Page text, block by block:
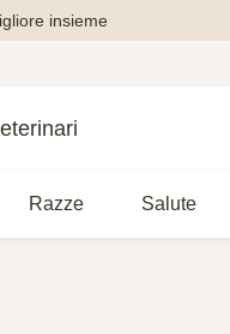
insieme
Razze Salute